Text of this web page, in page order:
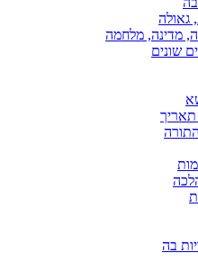
גאולה
מדינה, מלחמה
שונים
תאריך
בה